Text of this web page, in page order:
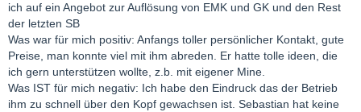
ich auf ein Angebot zur Auflösung von EMK und GK und den Rest
der letzten SB
Was war für mich positiv: Anfangs toller persönlicher Kontakt, gute
Preise, man konnte viel mit ihm abreden. Er hatte tolle ideen, die
ich gern unterstützen wollte, z.b. mit eigener Mine.
Was IST für mich negativ: Ich habe den Eindruck das der Betrieb
ihm zu schnell über den Kopf gewachsen ist. Sebastian hat keine